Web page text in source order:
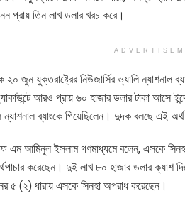
প্রায় তিন লাখ ডলার খরচ করে।
জুন যুক্তরাষ্ট্রের নিউজার্সির ভ্যালি
আরও প্রায় ৬০ হাজার ডলার টাকা আসে
ব্যাংকে গিয়েছিলেন। দুদক বলছে এই অর্থ
আমিনুল ইসলাম গণমাধ্যমে বলেন, এসকে
করেছেন। দুই লাখ ৮০ হাজার ডলার ক্যাশ
৫ (২) ধারায় এসকে সিনহা অপরাধ করেছেন।